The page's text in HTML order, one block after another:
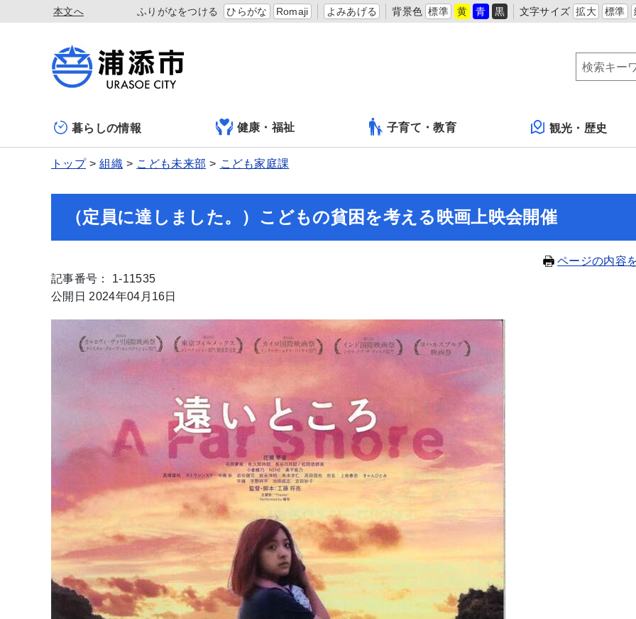
本文へ ふりがなをつける ひらがな Romaji よみあげる 背景色 標準 黄 青 黒 文字サイズ 拡大 標準
暮らしの情報 健康・福祉 子育て・教育 観光・歴史
トップ 組織 こども未来部 こども家庭課
（定員に達しました。）こどもの貧困を考える映画上映会開催
ページの内容
記事番号： 1-11535
公開日 2024年04月16日